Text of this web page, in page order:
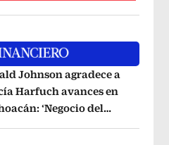
Johnson agradece a
Harfuch avances en
‘Negocio del